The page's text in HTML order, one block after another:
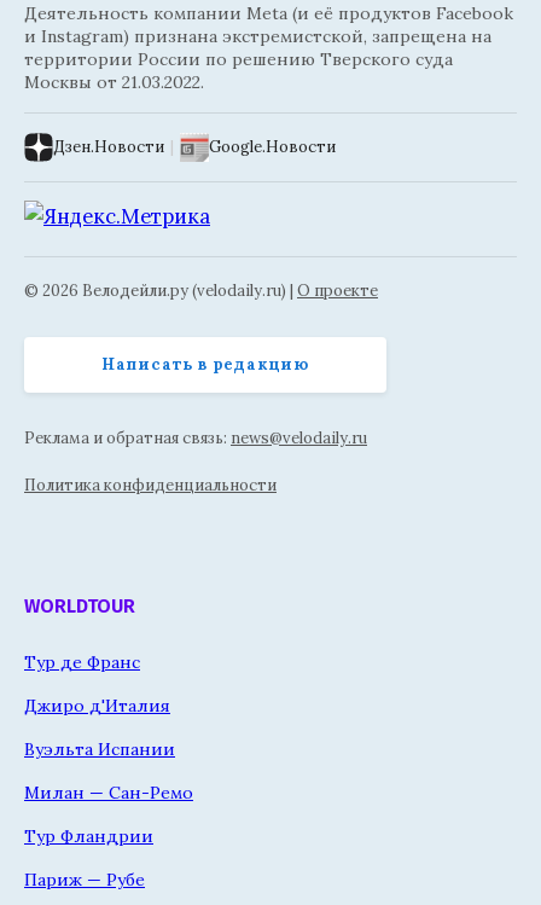
Деятельность компании Meta (и её продуктов Facebook
и Instagram) признана экстремистской, запрещена на
территории России по решению Тверского суда
Москвы от 21.03.2022.
Дзен.Новости | Google.Новости
© 2026 Велодейли.ру (velodaily.ru) | О проекте
Написать в редакцию
Реклама и обратная связь: news@velodaily.ru
Политика конфиденциальности
WORLDTOUR
Тур де Франс
Джиро д'Италия
Вуэльта Испании
Милан — Сан-Ремо
Тур Фландрии
Париж — Рубе